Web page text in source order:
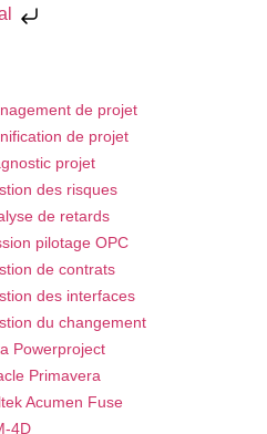
de projet
de projet
projet
des risques
de retards
pilotage OPC
de contrats
des interfaces
du changement
Powerproject
Primavera
Acumen Fuse
4D